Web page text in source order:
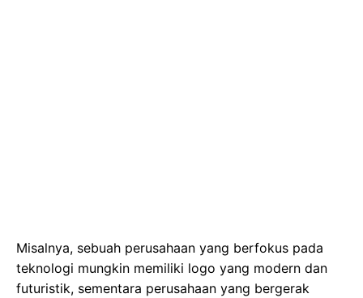
Misalnya, sebuah perusahaan yang berfokus pada
teknologi mungkin memiliki logo yang modern dan
futuristik, sementara perusahaan yang bergerak